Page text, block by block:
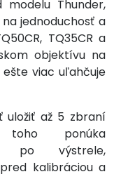
Thunder,
jednoduchosť a
TQ35CR a
objektívu na
viac uľahčuje
uložiť až 5 zbraní
toho ponúka
po výstrele,
kalibráciou a